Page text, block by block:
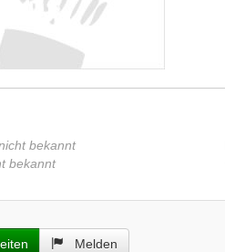
bekannt
bekannt
Melden